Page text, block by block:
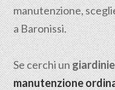
manutenzione,
a Baronissi.
Se cerchi un
manutenzione